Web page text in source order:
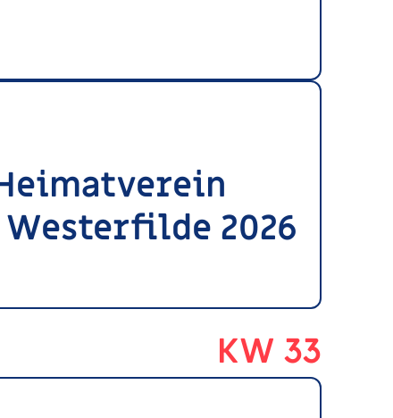
2026
KW 33